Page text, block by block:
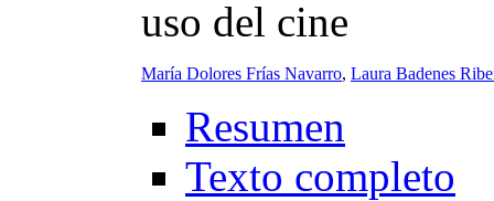
uso del cine
María Dolores Frías Navarro, Laura Badenes
Resumen
Texto completo